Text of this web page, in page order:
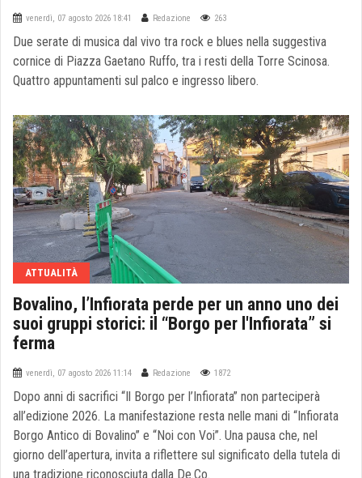
venerdì, 07 agosto 2026 18:41 Redazione 263
Due serate di musica dal vivo tra rock e blues nella suggestiva
cornice di Piazza Gaetano Ruffo, tra i resti della Torre Scinosa.
Quattro appuntamenti sul palco e ingresso libero.
ATTUALITÀ
Bovalino, l’Infiorata perde per un anno uno dei
suoi gruppi storici: il “Borgo per l'Infiorata” si
ferma
venerdì, 07 agosto 2026 11:14 Redazione 1872
Dopo anni di sacrifici “Il Borgo per l’Infiorata” non parteciperà
all’edizione 2026. La manifestazione resta nelle mani di “Infiorata
Borgo Antico di Bovalino” e “Noi con Voi”. Una pausa che, nel
giorno dell’apertura, invita a riflettere sul significato della tutela di
una tradizione riconosciuta dalla De.Co.